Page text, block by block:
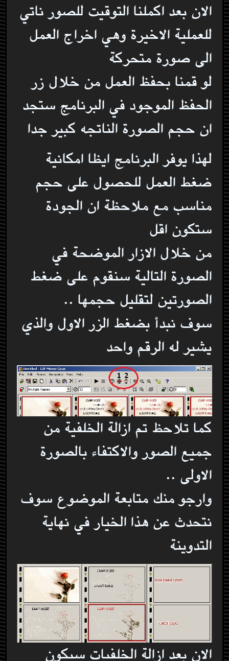
الان بعد اكملنا التوقيت للصور ناتي
للعملية الاخيرة وهي اخراج العمل
الى صورة متحركة
لو قمنا بحفظ العمل من خلال زر
الحفظ الموجود في البرنامج ستجد
ان حجم الصورة الناتجه كبير جدا
لهذا يوفر البرنامج ايظا امكانية
ضغط العمل للحصول على حجم
مناسب مع ملاحظة ان الجودة
ستكون اقل
من خلال الازار الموضحة في
الصورة التالية سنقوم على ضغط
الصورتين لتقليل حجمها ..
سوف نبدأ بضغط الزر الاول والذي
يشير له الرقم واحد
كما تلاحظ تم ازالة الخلفية من
جميع الصور والاكتفاء بالصورة
الاولى ..
وارجو منك متابعة الموضوع سوف
نتحدث عن هذا الخيار في نهاية
التدوينة
الان بعد ازالة الخلفيات سيكون